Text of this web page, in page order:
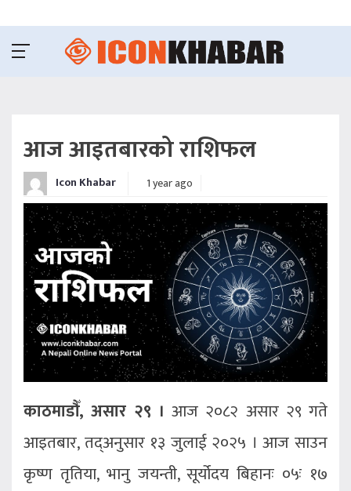
आज आइतबारको राशिफल
Icon Khabar 1 year ago
काठमाडौँ, असार २९ । आज २०८२ असार २९ गते
आइतबार, तद्अनुसार १३ जुलाई २०२५ । आज साउन
कृष्ण तृतिया, भानु जयन्ती, सूर्योदय बिहानः ०५ः १७